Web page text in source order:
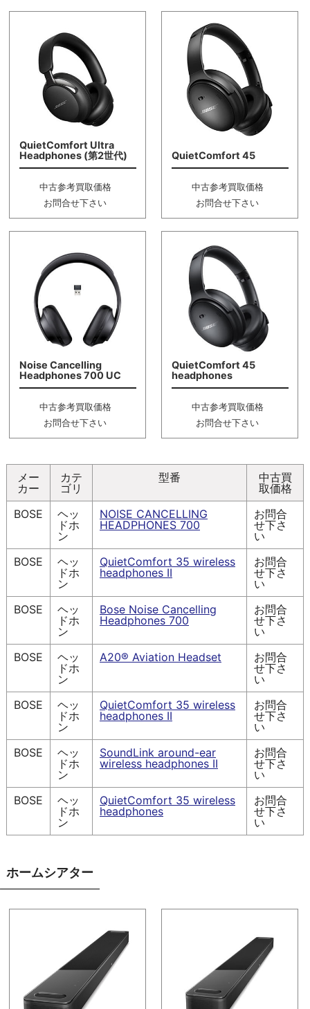
QuietComfort Ultra
Headphones (第2世代)
中古参考買取価格
お問合せ下さい
QuietComfort 45
中古参考買取価格
お問合せ下さい
Noise Cancelling
Headphones 700 UC
中古参考買取価格
お問合せ下さい
QuietComfort 45
headphones
中古参考買取価格
お問合せ下さい
メー
カー
カテ
ゴリ
型番
中古買
取価格
BOSE
ヘッ
ドホ
ン
NOISE CANCELLING
HEADPHONES 700
お問合
せ下さ
い
BOSE
ヘッ
ドホ
ン
QuietComfort 35 wireless
headphones II
お問合
せ下さ
い
BOSE
ヘッ
ドホ
ン
Bose Noise Cancelling
Headphones 700
お問合
せ下さ
い
BOSE
ヘッ
ドホ
ン
A20® Aviation Headset
お問合
せ下さ
い
BOSE
ヘッ
ドホ
ン
QuietComfort 35 wireless
headphones II
お問合
せ下さ
い
BOSE
ヘッ
ドホ
ン
SoundLink around-ear
wireless headphones II
お問合
せ下さ
い
BOSE
ヘッ
ドホ
ン
QuietComfort 35 wireless
headphones
お問合
せ下さ
い
ホームシアター